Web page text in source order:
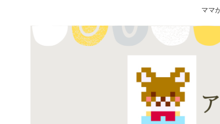
ママ